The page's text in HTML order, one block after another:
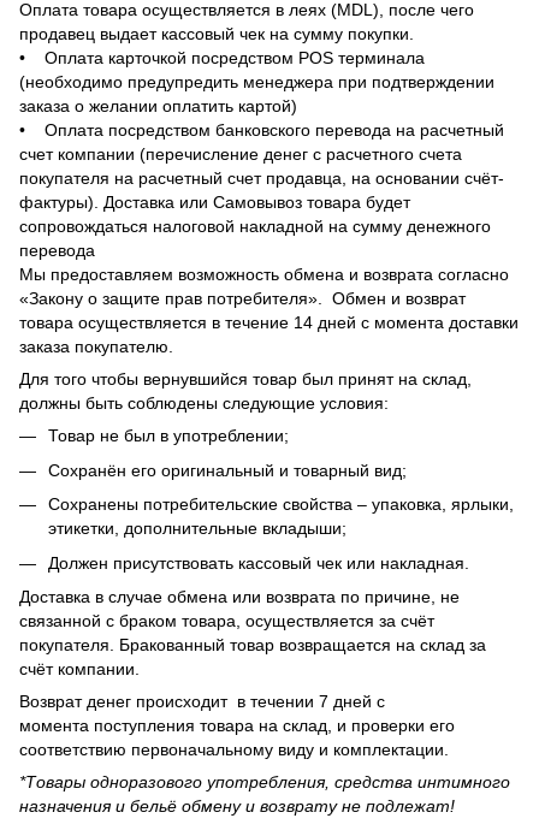
Оплата товара осуществляется в леях (MDL), после чего
продавец выдает кассовый чек на сумму покупки.
• Оплата карточкой посредством POS терминала
(необходимо предупредить менеджера при подтверждении
заказа о желании оплатить картой)
• Оплата посредством банковского перевода на расчетный
счет компании (перечисление денег с расчетного счета
покупателя на расчетный счет продавца, на основании счёт-
фактуры). Доставка или Самовывоз товара будет
сопровождаться налоговой накладной на сумму денежного
перевода
Мы предоставляем возможность обмена и возврата согласно
«Закону о защите прав потребителя». Обмен и возврат
товара осуществляется в течение 14 дней с момента доставки
заказа покупателю.
Для того чтобы вернувшийся товар был принят на склад,
должны быть соблюдены следующие условия:
Товар не был в употреблении;
Сохранён его оригинальный и товарный вид;
Сохранены потребительские свойства – упаковка, ярлыки,
этикетки, дополнительные вкладыши;
Должен присутствовать кассовый чек или накладная.
Доставка в случае обмена или возврата по причине, не
связанной с браком товара, осуществляется за счёт
покупателя. Бракованный товар возвращается на склад за
счёт компании.
Возврат денег происходит в течении 7 дней с
момента поступления товара на склад, и проверки его
соответствию первоначальному виду и комплектации.
*Товары одноразового употребления, средства интимного
назначения и бельё обмену и возврату не подлежат!